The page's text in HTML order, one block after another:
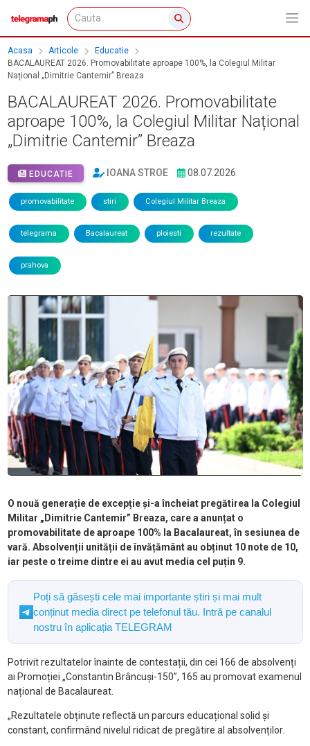
Acasa Articole
Educatie
BACALAUREAT 2026. Promovabilitate aproape 100%, la Colegiul Militar
Național „Dimitrie Cantemir” Breaza
BACALAUREAT 2026. Promovabilitate
aproape 100%, la Colegiul Militar Național
„Dimitrie Cantemir” Breaza
EDUCATIE IOANA STROE 08.07.2026
promovabilitate stiri Colegiul Militar Breaza
telegrama Bacalaureat ploiesti rezultate
prahova
O nouă generație de excepție și-a încheiat pregătirea la Colegiul
Militar „Dimitrie Cantemir” Breaza, care a anunțat o
promovabilitate de aproape 100% la Bacalaureat, în sesiunea de
vară. Absolvenții unității de învățământ au obținut 10 note de 10,
iar peste o treime dintre ei au avut media cel puțin 9.
Poți să găsești cele mai importante știri și mai mult
conținut media direct pe telefonul tău. Intră pe canalul
nostru în aplicația TELEGRAM
Potrivit rezultatelor înainte de contestații, din cei 166 de absolvenți
ai Promoției „Constantin Brâncuși-150”, 165 au promovat examenul
național de Bacalaureat.
„Rezultatele obținute reflectă un parcurs educațional solid și
constant, confirmând nivelul ridicat de pregătire al absolvenților.